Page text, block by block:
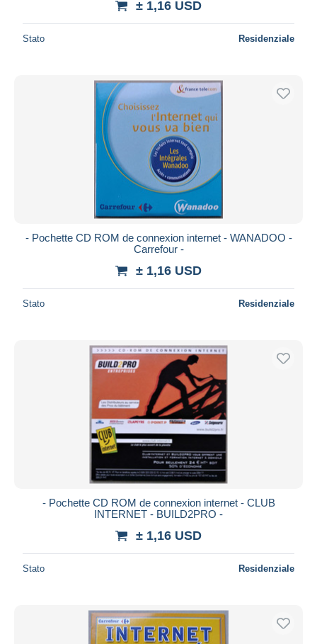
± 1,16 USD
Stato Residenziale
- Pochette CD ROM de connexion internet - WANADOO -
Carrefour -
± 1,16 USD
Stato Residenziale
- Pochette CD ROM de connexion internet - CLUB
INTERNET - BUILD2PRO -
± 1,16 USD
Stato Residenziale